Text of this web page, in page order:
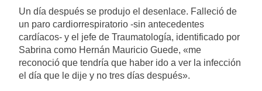
Un día después se produjo el desenlace. Falleció de
un paro cardiorrespiratorio -sin antecedentes
cardíacos- y el jefe de Traumatología, identificado por
Sabrina como Hernán Mauricio Guede, «me
reconoció que tendría que haber ido a ver la infección
el día que le dije y no tres días después».